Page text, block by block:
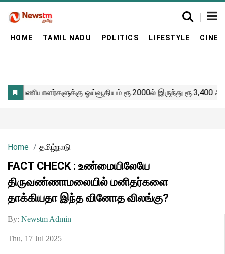
HOME TAMIL NADU POLITICS LIFESTYLE
Home தமிழ்நாடு
FACT CHECK : உண்மையிலேயே
திருவண்ணாமலையில் மனிதர்களை
தாக்கியதா இந்த வினோத விலங்கு?
By: Newstm Admin
Thu, 17 Jul 2025